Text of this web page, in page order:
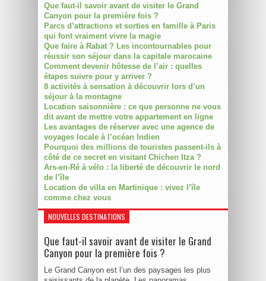
Que faut-il savoir avant de visiter le Grand
Canyon pour la première fois ?
Parcs d’attractions et sorties en famille à Paris
qui font vraiment vivre la magie
Que faire à Rabat ? Les incontournables pour
réussir son séjour dans la capitale marocaine
Comment devenir hôtesse de l’air : quelles
étapes suivre pour y arriver ?
8 activités à sensation à découvrir lors d’un
séjour à la montagne
Location saisonnière : ce que personne ne vous
dit avant de mettre votre appartement en ligne
Les avantages de réserver avec une agence de
voyages locale à l’océan Indien
Pourquoi des millions de touristes passent-ils à
côté de ce secret en visitant Chichen Itza ?
Ars-en-Ré à vélo : la liberté de découvrir le nord
de l’île
Location de villa en Martinique : vivez l’île
comme chez vous
NOUVELLES DESTINATIONS
Que faut-il savoir avant de visiter le Grand
Canyon pour la première fois ?
Le Grand Canyon est l’un des paysages les plus